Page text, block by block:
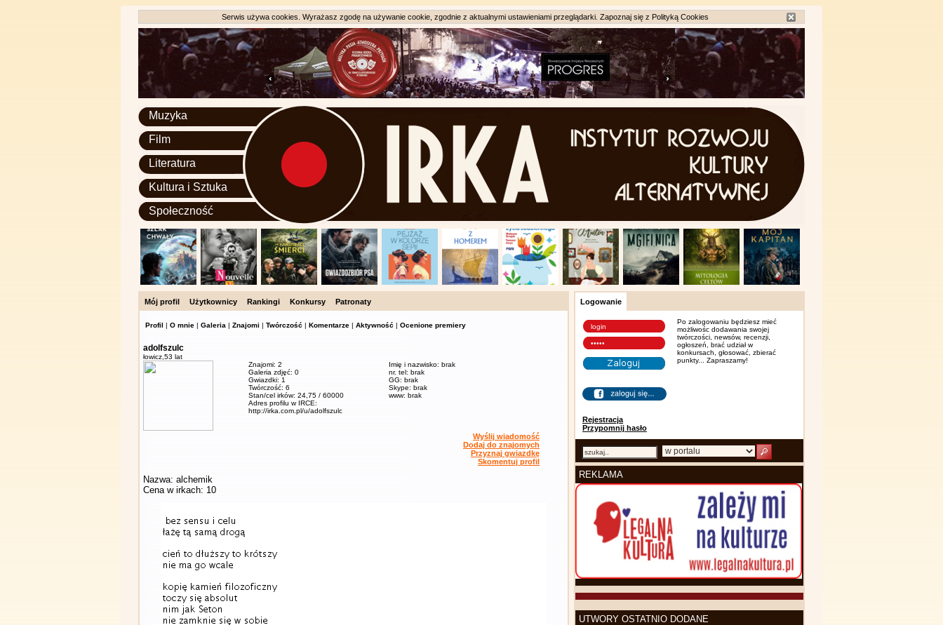
Serwis używa cookies. Wyrażasz zgodę na używanie cookie, zgodnie z aktualnymi ustawieniami przeglądarki. Zapoznaj się z Polityką Cookies
Muzyka
Film
Literatura
Kultura i Sztuka
Społeczność
Mój profil Użytkownicy Rankingi Konkursy Patronaty
Profil | O mnie | Galeria | Znajomi | Twórczość | Komentarze | Aktywność | Ocenione premiery
adolfszulc
łowicz, 53 lat
Znajomi: 2
Galeria zdjęć: 0
Gwiazdki: 1
Twórczość: 6
Stan/cel irków: 24,75 / 60000
Adres profilu w IRCE:
http://irka.com.pl/u/adolfszulc
Imię i nazwisko: brak
nr. tel: brak
GG: brak
Skype: brak
www: brak
Wyślij wiadomość
Dodaj do znajomych
Przyznaj gwiazdkę
Skomentuj profil
Nazwa: alchemik
Cena w irkach: 10
Logowanie
Rejestracja
Przypomnij hasło
Po zalogowaniu będziesz mieć
możliwośc dodawania swojej
twórczości, newsów, recenzji,
ogłoszeń, brać udział w
konkursach, głosować, zbierać
punkty... Zapraszamy!
REKLAMA
UTWORY OSTATNIO DODANE